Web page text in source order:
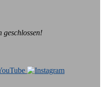
geschlossen!